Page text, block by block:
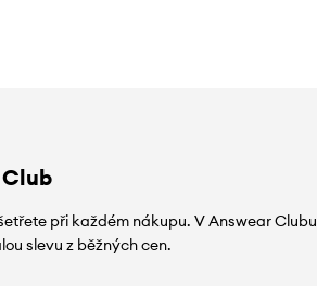
při každém nákupu. V Answear Clubu
slevu z běžných cen.